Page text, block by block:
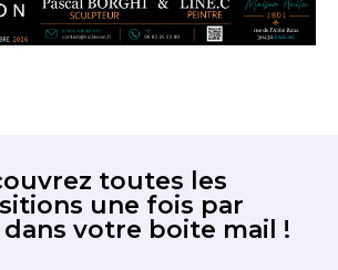
toutes les
une fois par
votre boite mail !